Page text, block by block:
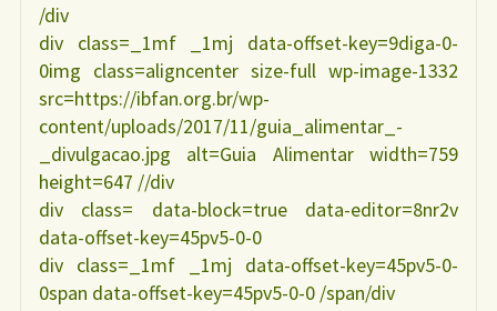
/div
div class=_1mf _1mj data-offset-key=9diga-0-
0img class=aligncenter size-full wp-image-1332
src=https://ibfan.org.br/wp-
content/uploads/2017/11/guia_alimentar_-
_divulgacao.jpg alt=Guia Alimentar width=759
height=647 //div
div class= data-block=true data-editor=8nr2v
data-offset-key=45pv5-0-0
div class=_1mf _1mj data-offset-key=45pv5-0-
0span data-offset-key=45pv5-0-0 /span/div